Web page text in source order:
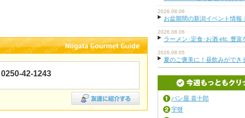
0250-42-1243
2026.08.06
お盆期間の新潟イベント情報
2026.08.06
ラーメン･定食･お酒 etc. 豊富
2026.08.05
夏のご褒美に！昼飲みができ
パン屋 喜十郎
宇呀